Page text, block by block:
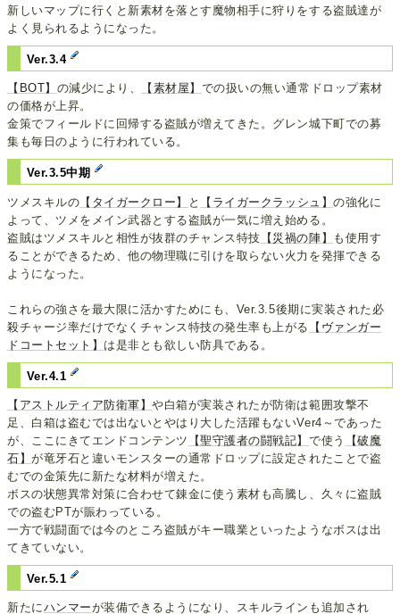
新しいマップに行くと新素材を落とす魔物相手に狩りをする盗賊達が
よく見られるようになった。
Ver.3.4
【BOT】 の減少により、 【素材屋】 での扱いの無い通常ドロップ素材
の価格が上昇。
金策でフィールドに回帰する盗賊が増えてきた。グレン城下町での募
集も毎日のように行われている。
Ver.3.5中期
ツメスキルの 【タイガークロー】 と 【ライガークラッシュ】の強化に
よって、ツメをメイン武器とする盗賊が一気に増え始める。
盗賊はツメスキルと相性が抜群のチャンス特技 【災禍の陣】
も使用す
ることができるため、他の物理職に引けを取らない火力を発揮できる
ようになった。
これらの強さを最大限に活かすためにも、Ver.3.5後期に実装された必
殺チャージ率だけでなくチャンス特技の発生率も上がる
【ヴァンガー
ドコートセット】 は是非とも欲しい防具である。
Ver.4.1
【アストルティア防衛軍】や白箱が実装されたが防衛は範囲攻撃不
足、白箱は盗むでは出ないとやはり大した活躍もないVer4～であった
が、ここにきてエンドコンテンツ
【聖守護者の闘戦記】で使う
【破魔
石】が竜牙石と違いモンスターの通常ドロップに設定されたことで盗
むでの金策先に新たな材料が増えた。
ボスの状態異常対策に合わせて錬金に使う素材も高騰し、久々に盗賊
での盗むPTが賑わっている。
一方で戦闘面では今のところ盗賊がキー職業といったようなボスは出
てきていない。
Ver.5.1
新たにハンマーが装備できるようになり、スキルラインも追加され